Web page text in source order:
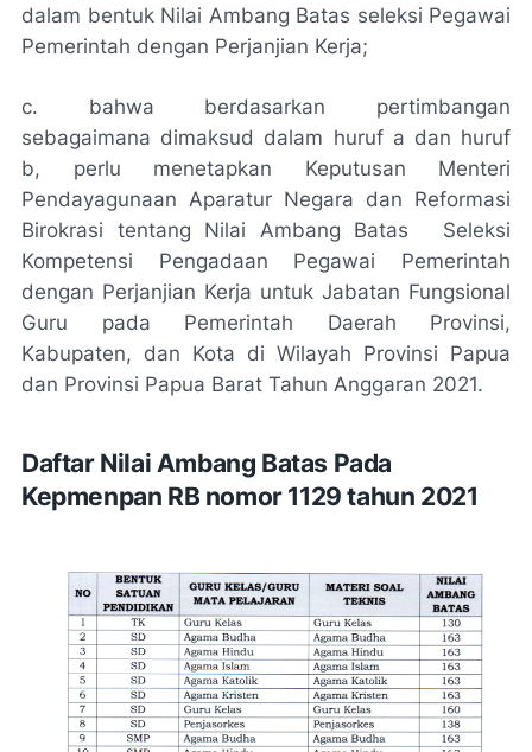
dalam bentuk Nilai Ambang Batas seleksi Pegawai
Pemerintah dengan Perjanjian Kerja;
c. bahwa berdasarkan pertimbangan
sebagaimana dimaksud dalam huruf a dan huruf
b, perlu menetapkan Keputusan Menteri
Pendayagunaan Aparatur Negara dan Reformasi
Birokrasi tentang Nilai Ambang Batas Seleksi
Kompetensi Pengadaan Pegawai Pemerintah
dengan Perjanjian Kerja untuk Jabatan Fungsional
Guru pada Pemerintah Daerah Provinsi,
Kabupaten, dan Kota di Wilayah Provinsi Papua
dan Provinsi Papua Barat Tahun Anggaran 2021.
Daftar Nilai Ambang Batas Pada
Kepmenpan RB nomor 1129 tahun 2021